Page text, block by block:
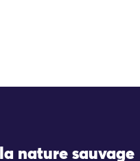
nature sauvage